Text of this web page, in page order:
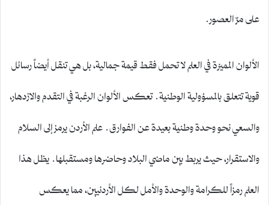
على مرّ العصور.
الألوان المميزة في العلم لا تحمل فقط قيمة جمالية، بل هي تنقل أيضاً رسائل
قوية تتعلق بالمسؤولية الوطنية. تعكس الألوان الرغبة في التقدم والازدهار،
والسعي نحو وحدة وطنية بعيدة عن الفوارق. علم الأردن يرمز إلى السلام
والاستقرار، حيث يربط بين ماضي البلاد وحاضرها ومستقبلها. يظل هذا
العلم رمزاً للكرامة والوحدة والأمل لكل الأردنيين، مما يعكس